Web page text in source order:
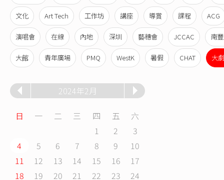
文化 Art Tech 工作坊 講座 導賞 課程 ACG
演唱會 在線 內地 深圳 藝穗會 JCCAC 南
大館 青年廣場 PMQ WestK 暑假 CHAT 大
2024年2月
日 一 二 三 四 五
六
1
2
3
4
5 6 7 8 9
10
11
12 13 14 15 16
17
18
19 20 21 22 23
24